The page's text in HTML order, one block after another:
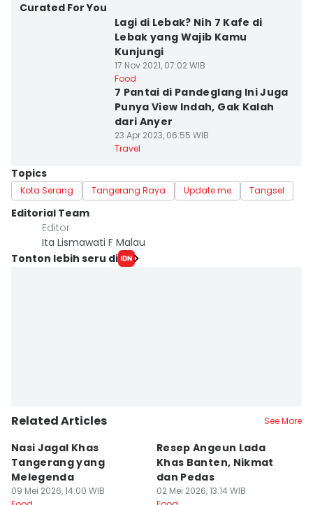
Curated For You
Lagi di Lebak? Nih 7 Kafe di
Lebak yang Wajib Kamu
Kunjungi
17 Nov 2021, 07:02 WIB
Food
7 Pantai di Pandeglang Ini Juga
Punya View Indah, Gak Kalah
dari Anyer
23 Apr 2023, 06:55 WIB
Travel
Topics
Kota Serang Tangerang Raya Update me Tangsel
Editorial Team
Editor
Ita Lismawati F Malau
Tonton lebih seru di
Related Articles See More
Nasi Jagal Khas
Tangerang yang
Melegenda
09 Mei 2026, 14:00 WIB
Resep Angeun Lada
Khas Banten, Nikmat
dan Pedas
02 Mei 2026, 13:14 WIB